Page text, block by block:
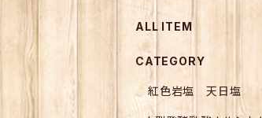
ALL ITEM
CATEGORY
紅色岩塩 天日塩